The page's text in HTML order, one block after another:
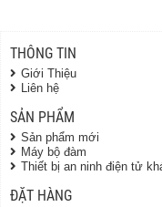
THÔNG TIN
Giới Thiệu
Liên hệ
SẢN PHẨM
Sản phẩm mới
Máy bộ đàm
Thiết bị an ninh điện tử
ĐẶT HÀNG